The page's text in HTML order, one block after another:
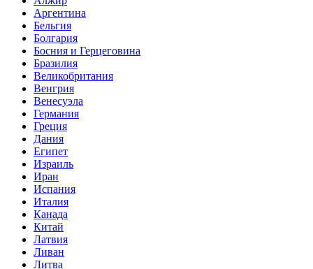
Аргентина
Бельгия
Болгария
Босния и Герцеговина
Бразилия
Великобритания
Венгрия
Венесуэла
Германия
Греция
Дания
Египет
Израиль
Иран
Испания
Италия
Канада
Китай
Латвия
Ливан
Литва